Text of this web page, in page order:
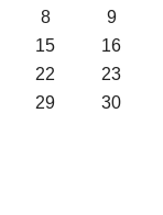
8
9
15
16
22
23
29
30